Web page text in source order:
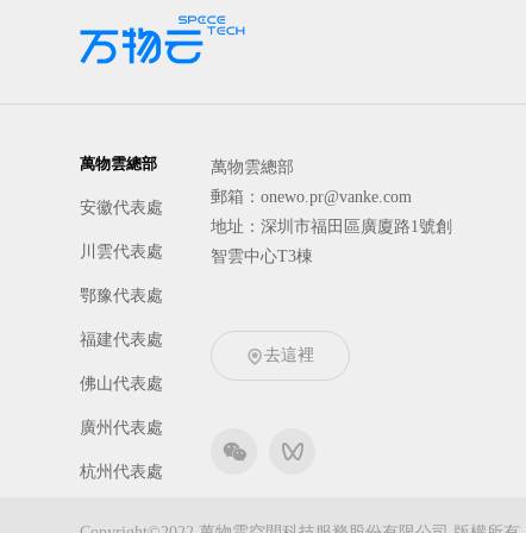
萬物雲總部
安徽代表處
川雲代表處
鄂豫代表處
福建代表處
佛山代表處
廣州代表處
杭州代表處
萬物雲總部
郵箱：onewo.pr@vanke.com
地址：深圳市福田區廣廈路1號創
智雲中心T3棟
去這裡